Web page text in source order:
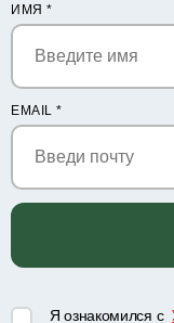
ИМЯ *
EMAIL *
Я ознакомился с